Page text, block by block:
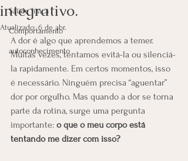
Saúde física
Comportamento
autoconhecimento
integrativo.
Atualizado:6 de abr.
A dor é algo que aprendemos a temer.
Muitas vezes, tentamos evitá-la ou silenciá-
la rapidamente. Em certos momentos, isso
é necessário. Ninguém precisa “aguentar”
dor por orgulho. Mas quando a dor se torna
parte da rotina, surge uma pergunta
importante: o que o meu corpo está
tentando me dizer com isso?